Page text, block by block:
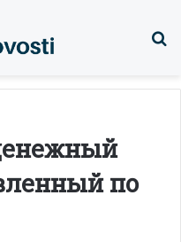
по